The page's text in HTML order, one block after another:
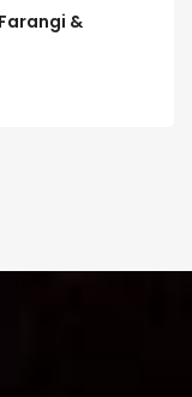
Farangi &